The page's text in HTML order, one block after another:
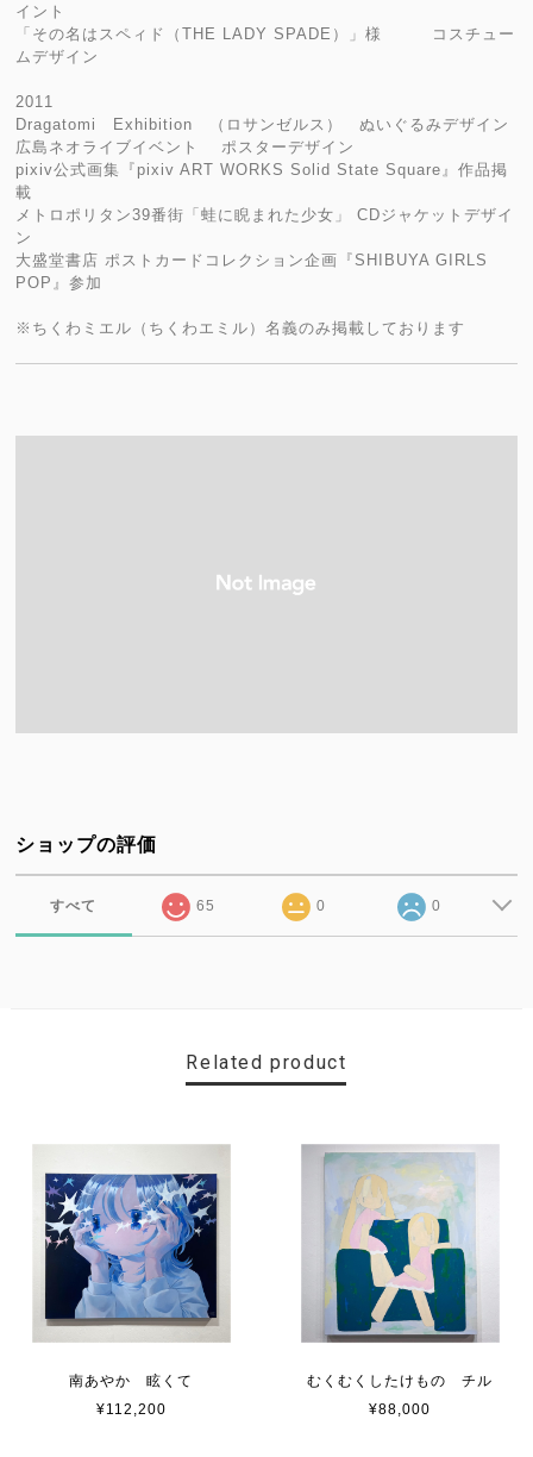
イント
「その名はスペィド（THE LADY SPADE）」様 コスチュー
ムデザイン
2011
Dragatomi Exhibition （ロサンゼルス） ぬいぐるみデザイン
広島ネオライブイベント ポスターデザイン
pixiv公式画集『pixiv ART WORKS Solid State Square』作品掲
載
メトロポリタン39番街「蛙に睨まれた少女」 CDジャケットデザイ
ン
大盛堂書店 ポストカードコレクション企画『SHIBUYA GIRLS
POP』参加
※ちくわミエル（ちくわエミル）名義のみ掲載しております
ショップの評価
すべて 65 0 0
Related product
南あやか 眩くて
¥112,200
むくむくしたけもの チル
¥88,000